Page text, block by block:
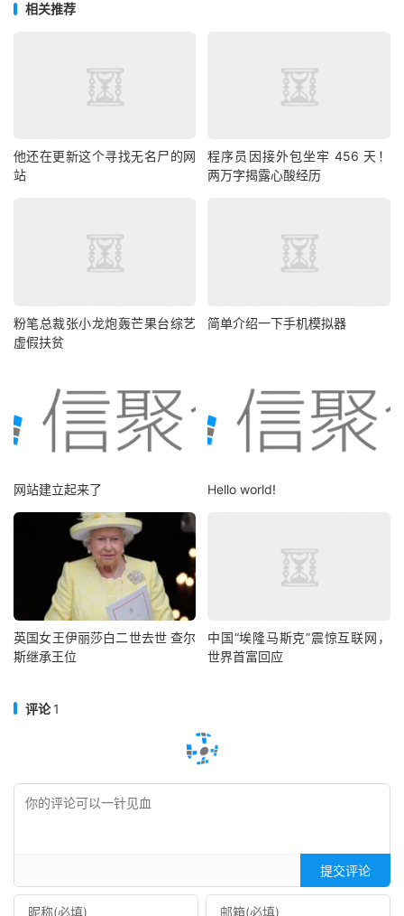
相关推荐
他还在更新这个寻找无名尸的网
站
程序员因接外包坐牢 456 天！
两万字揭露心酸经历
粉笔总裁张小龙炮轰芒果台综艺
虚假扶贫
简单介绍一下手机模拟器
网站建立起来了 Hello world!
英国女王伊丽莎白二世去世 查尔
斯继承王位
中国“埃隆马斯克”震惊互联网，
世界首富回应
评论1
提交评论